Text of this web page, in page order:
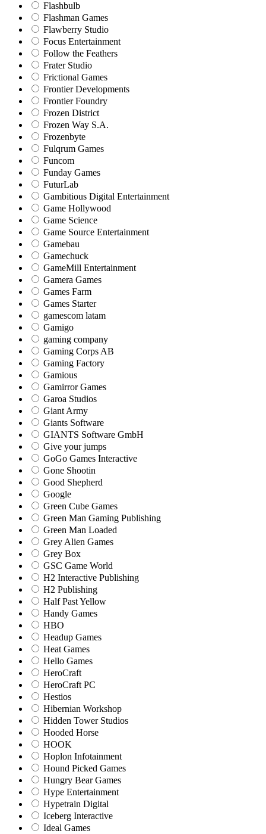
Flashbulb
Flashman Games
Flawberry Studio
Focus Entertainment
Follow the Feathers
Frater Studio
Frictional Games
Frontier Developments
Frontier Foundry
Frozen District
Frozen Way S.A.
Frozenbyte
Fulqrum Games
Funcom
Funday Games
FuturLab
Gambitious Digital Entertainment
Game Hollywood
Game Science
Game Source Entertainment
Gamebau
Gamechuck
GameMill Entertainment
Gamera Games
Games Farm
Games Starter
gamescom latam
Gamigo
gaming company
Gaming Corps AB
Gaming Factory
Gamious
Gamirror Games
Garoa Studios
Giant Army
Giants Software
GIANTS Software GmbH
Give your jumps
GoGo Games Interactive
Gone Shootin
Good Shepherd
Google
Green Cube Games
Green Man Gaming Publishing
Green Man Loaded
Grey Alien Games
Grey Box
GSC Game World
H2 Interactive Publishing
H2 Publishing
Half Past Yellow
Handy Games
HBO
Headup Games
Heat Games
Hello Games
HeroCraft
HeroCraft PC
Hestios
Hibernian Workshop
Hidden Tower Studios
Hooded Horse
HOOK
Hoplon Infotainment
Hound Picked Games
Hungry Bear Games
Hype Entertainment
Hypetrain Digital
Iceberg Interactive
Ideal Games